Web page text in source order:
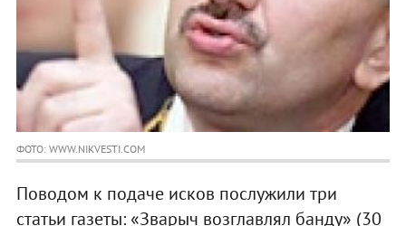
ФОТО: WWW.NIKVESTI.COM
Поводом к подаче исков послужили три
статьи газеты: «Зварыч возглавлял банду» (30